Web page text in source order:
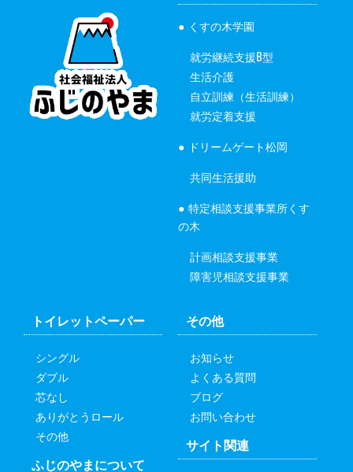
くすの木学園
就労継続支援B型
生活介護
自立訓練（生活訓練）
就労定着支援
ドリームゲート松岡
共同生活援助
特定相談支援事業所くす
の木
計画相談支援事業
障害児相談支援事業
トイレットペーパー
シングル
ダブル
芯なし
ありがとうロール
その他
ふじのやまについて
その他
お知らせ
よくある質問
ブログ
お問い合わせ
サイト関連